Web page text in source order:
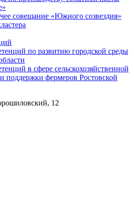
совещание «Южного созвездия»
по развитию городской среды
в сфере сельскохозяйственной
поддержки фермеров Ростовской
12